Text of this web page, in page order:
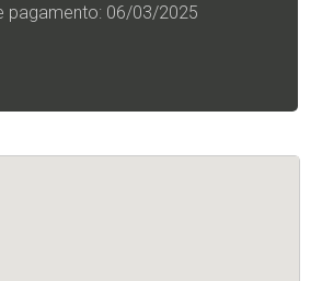
pagamento: 06/03/2025